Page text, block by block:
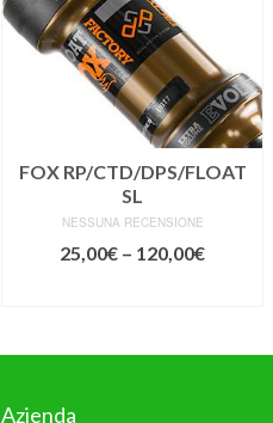
FOX RP/CTD/DPS/FLOAT
SL
NESSUNA RECENSIONE
25,00€ – 120,00€
Azienda